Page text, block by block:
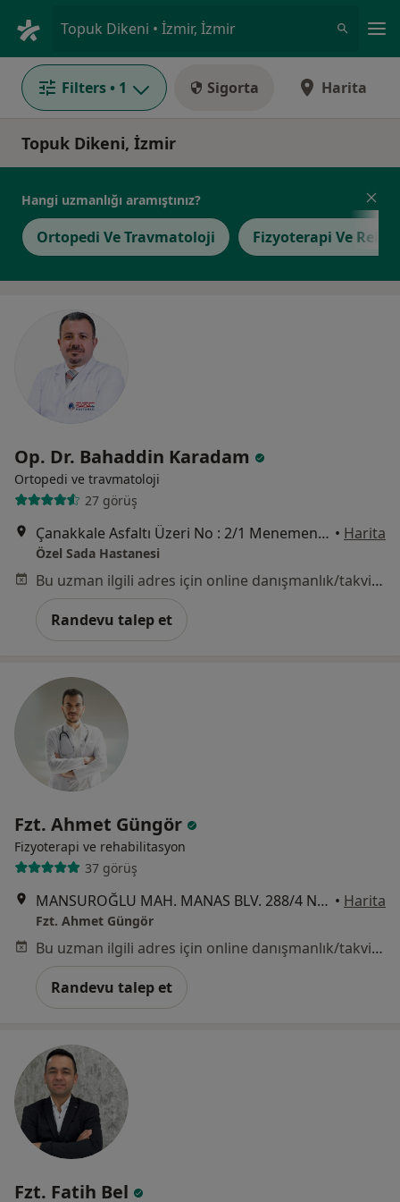
Topuk Dikeni • İzmir, İzmir
Filters • 1 Sigorta Harita
Topuk Dikeni, İzmir
Hangi uzmanlığı aramıştınız?
Ortopedi Ve Travmatoloji Fizyoterapi Ve
Op. Dr. Bahaddin Karadam
Ortopedi ve travmatoloji
27 görüş
Çanakkale Asfaltı Üzeri No : 2/1 Menemen, İzmir • Harita
Özel Sada Hastanesi
Bu uzman ilgili adres için online danışmanlık/takvim sunmuyor.
Randevu talep et
Fzt. Ahmet Güngör
Fizyoterapi ve rehabilitasyon
37 görüş
MANSUROĞLU MAH. MANAS BLV. 288/4 NO:9/1 AVCILAR EXCLUSİVE A BLOK KAT:6 D:119 BAYRAKLI, İzmir • Harita
Fzt. Ahmet Güngör
Bu uzman ilgili adres için online danışmanlık/takvim sunmuyor.
Randevu talep et
Fzt. Fatih Bel